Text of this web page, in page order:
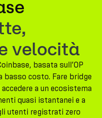
velocità
basata sull’OP
basso costo. Fare bridge
a un ecosistema
quasi istantanei e a
utenti registrati zero